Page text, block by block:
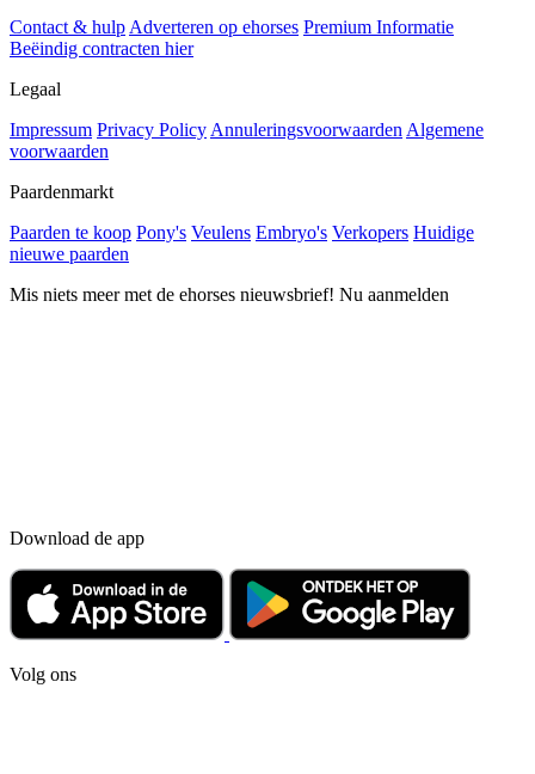
Contact & hulp Adverteren op ehorses Premium Informatie
Beëindig contracten hier
Legaal
Impressum Privacy Policy Annuleringsvoorwaarden Algemene
voorwaarden
Paardenmarkt
Paarden te koop Pony's Veulens Embryo's Verkopers Huidige
nieuwe paarden
Mis niets meer met de ehorses nieuwsbrief! Nu aanmelden
Download de app
Volg ons